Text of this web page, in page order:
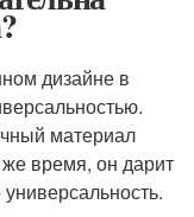
дизайне в
материал
время, он дарит